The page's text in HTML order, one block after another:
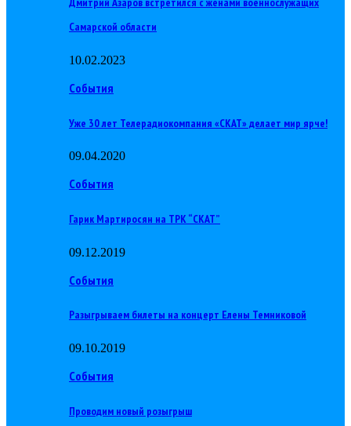
Самарской области
10.02.2023
События
Уже 30 лет Телерадиокомпания «СКАТ» делает мир ярче!
09.04.2020
События
Гарик Мартиросян на ТРК “СКАТ”
09.12.2019
События
Разыгрываем билеты на концерт Елены Темниковой
09.10.2019
События
Проводим новый розыгрыш